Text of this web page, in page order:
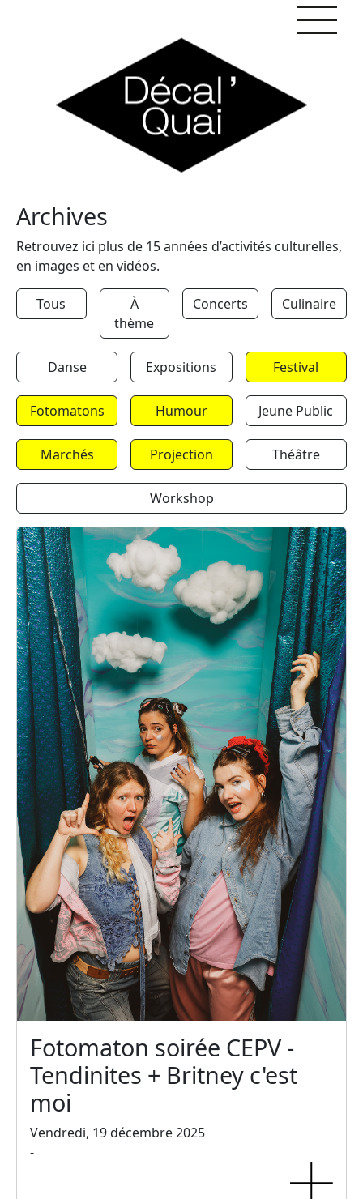
Archives
Retrouvez ici plus de 15 années d’activités culturelles,
en images et en vidéos.
Tous
À
thème
Concerts Culinaire
Danse Expositions Festival
Fotomatons Humour Jeune Public
Marchés Projection Théâtre
Workshop
Fotomaton soirée CEPV -
Tendinites + Britney c'est
moi
Vendredi, 19 décembre 2025
-